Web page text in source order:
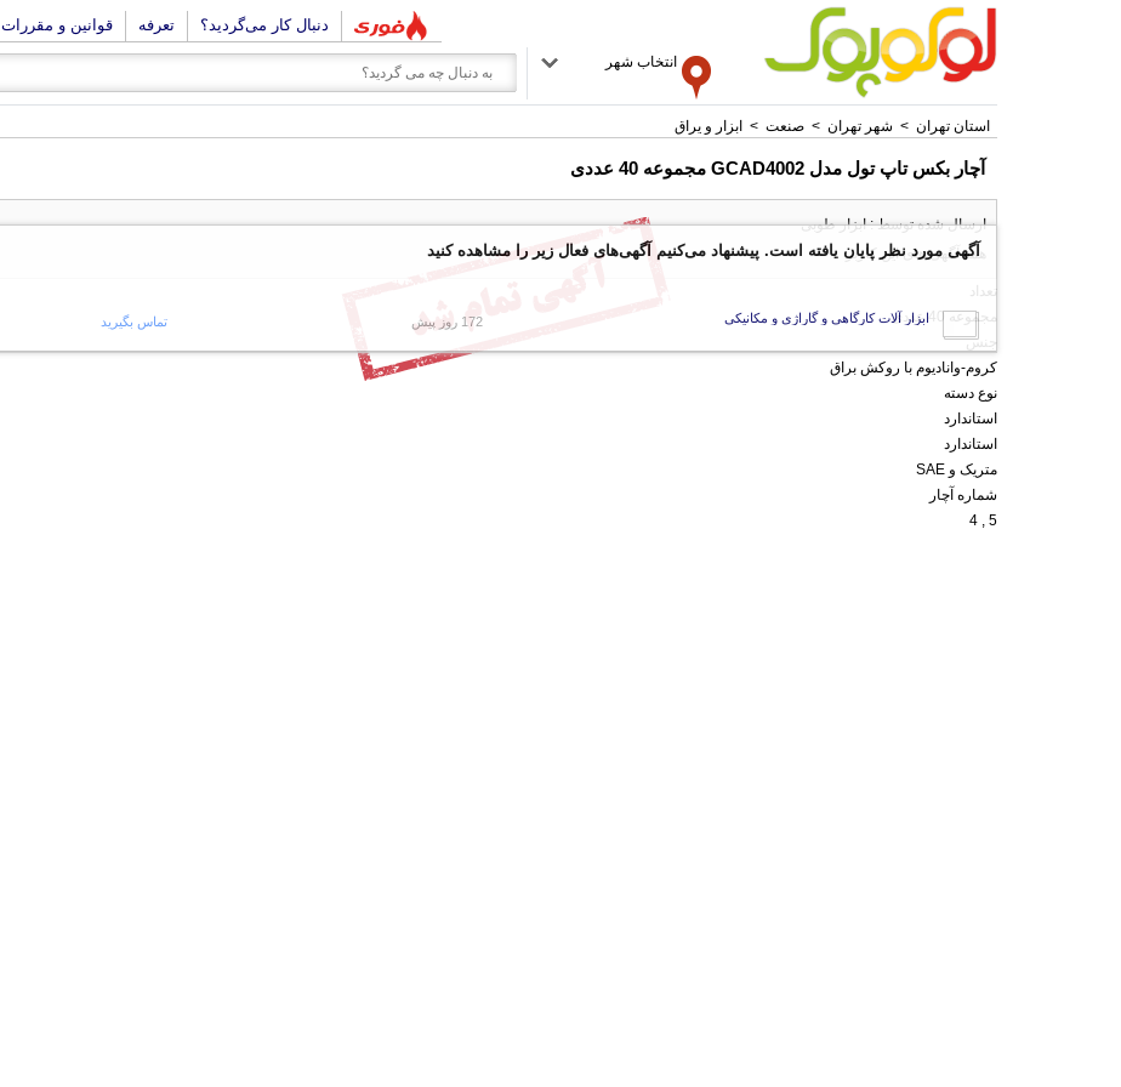
دنبال کار می‌گردید؟ تعرفه قوانین و مقررات
انتخاب شهر
استان تهران > شهر تهران > صنعت > ابزار و یراق
آچار بکس تاپ تول مدل GCAD4002 مجموعه 40 عددی
ارسال شده توسط : ابزار طوبی
همه آگهی های این کاربر
تعداد
مجموعه 40 عددی
جنس
کروم-وانادیوم با روکش براق
نوع دسته
استاندارد
استاندارد
متریک و SAE
شماره آچار
5 , 4
آگهی مورد نظر پایان یافته است. پیشنهاد می‌کنیم آگهی‌های فعال زیر را مشاهده کنید
ابزار آلات کارگاهی و گاراژی و مکانیکی 172 روز پیش تماس بگیرید